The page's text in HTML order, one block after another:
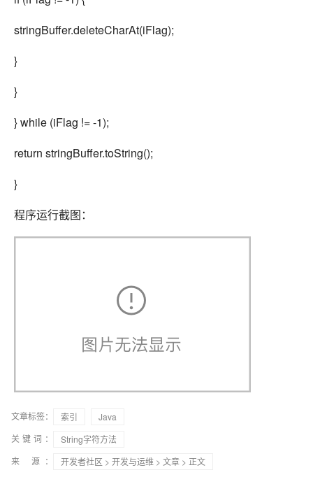
stringBuffer.deleteCharAt(iFlag);
}
}
} while (iFlag != -1);
return stringBuffer.toString();
}
程序运行截图：
文章标签： 索引
Java
关键词：
String字符方法
来 源：
开发者社区 > 开发与运维 > 文章 > 正文